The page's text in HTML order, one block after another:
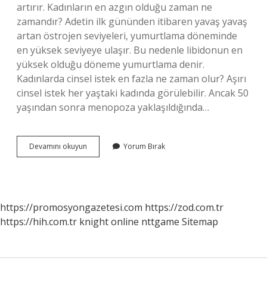
artırır. Kadınların en azgın olduğu zaman ne
zamandır? Adetin ilk gününden itibaren yavaş yavaş
artan östrojen seviyeleri, yumurtlama döneminde
en yüksek seviyeye ulaşır. Bu nedenle libidonun en
yüksek olduğu döneme yumurtlama denir.
Kadınlarda cinsel istek en fazla ne zaman olur? Aşırı
cinsel istek her yaştaki kadında görülebilir. Ancak 50
yaşından sonra menopoza yaklaşıldığında…
Devamını okuyun Kadınlarda
Cinsel
Yorum Bırak
https://promosyongazetesi.com https://zod.com.tr
https://hih.com.tr knight online nttgame Sitemap